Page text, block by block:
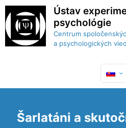
Ústav
psychológie
Centrum
a psychologických
Šarlatáni a